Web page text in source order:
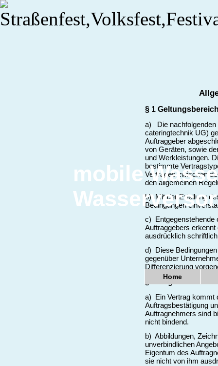
Home
mobile
§ 1
a) Die nachfolgenden
cateringtechnik UG)
Auftraggeber
von Geräten, sowie
und Werkleistungen.
bestimmte
Vertrages zwischen
den allgemeinen
b) Mit der Erteilung
Bedingungen
c) Entgegenstehende
Auftraggebers
ausdrücklich
d) Diese
gegenüber
Differenzierung
§ 2 Angebot und
a) Ein Vertrag kommt
Auftragsbestätigung
Auftragnehmers sind
nicht bindend.
b) Abbildungen,
unverbindlichen
Eigentum des
sie nicht von ihm